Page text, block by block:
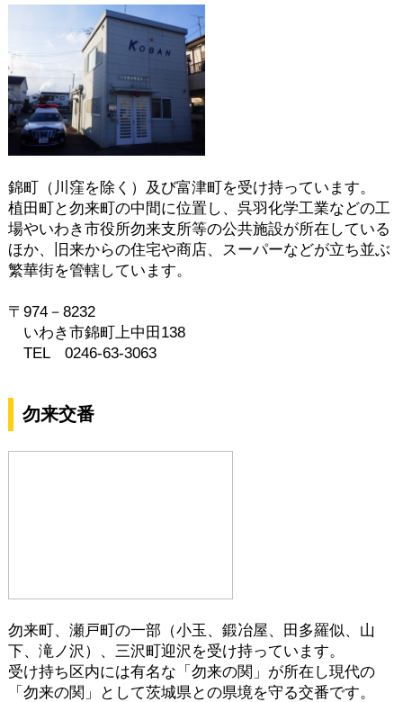
錦町（川窪を除く）及び富津町を受け持っています。
植田町と勿来町の中間に位置し、呉羽化学工業などの工
場やいわき市役所勿来支所等の公共施設が所在している
ほか、旧来からの住宅や商店、スーパーなどが立ち並ぶ
繁華街を管轄しています。
〒974－8232
いわき市錦町上中田138
TEL 0246-63-3063
勿来交番
勿来町、瀬戸町の一部（小玉、鍛冶屋、田多羅似、山
下、滝ノ沢）、三沢町迎沢を受け持っています。
受け持ち区内には有名な「勿来の関」が所在し現代の
「勿来の関」として茨城県との県境を守る交番です。